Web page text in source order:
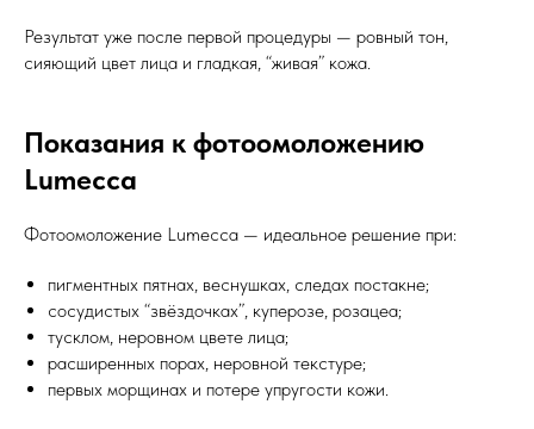
Результат уже после первой процедуры — ровный тон,
сияющий цвет лица и гладкая, “живая” кожа.
Показания к фотоомоложению
Lumecca
Фотоомоложение Lumecca — идеальное решение при:
пигментных пятнах, веснушках, следах постакне;
сосудистых “звёздочках”, куперозе, розацеа;
тусклом, неровном цвете лица;
расширенных порах, неровной текстуре;
первых морщинах и потере упругости кожи.